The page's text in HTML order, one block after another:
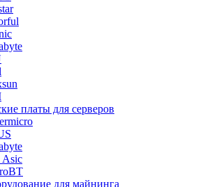
платы для серверов
для майнинга